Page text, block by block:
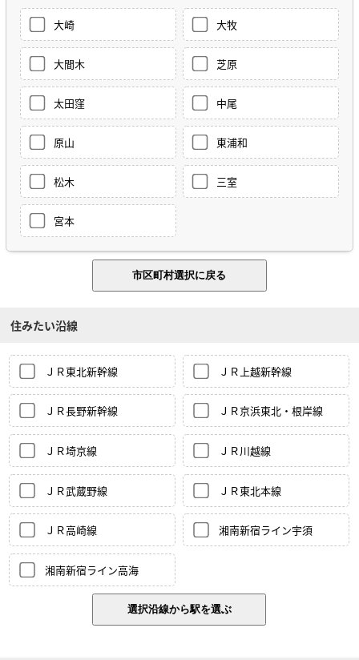
大崎 大牧
大間木 芝原
太田窪 中尾
原山 東浦和
松木 三室
宮本
住みたい沿線
ＪＲ東北新幹線 ＪＲ上越新幹線
ＪＲ長野新幹線 ＪＲ京浜東北・根岸線
ＪＲ埼京線 ＪＲ川越線
ＪＲ武蔵野線 ＪＲ東北本線
ＪＲ高崎線 湘南新宿ライン宇須
湘南新宿ライン高海